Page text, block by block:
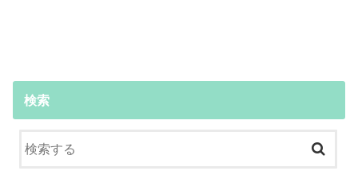
検索